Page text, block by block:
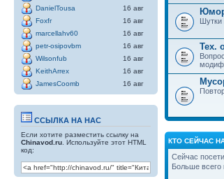
DanielTousa
16 авг
Foxfr
16 авг
marcellahv60
16 авг
petr-osipovbm
16 авг
Wilsonfub
16 авг
KeithArrex
16 авг
JamesCoomb
16 авг
ССЫЛКА НА НАС
Если хотите разместить ссылку на
Chinavod.ru . Используйте этот HTML
код:
Шутки
Тех.
КТО СЕЙЧАС
Сейчас
Больше всего